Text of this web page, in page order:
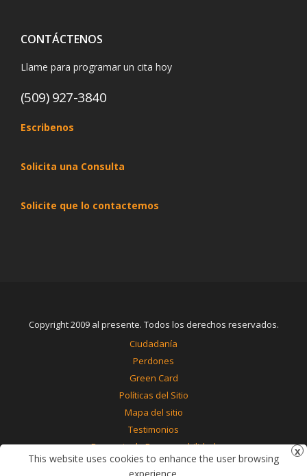
CONTÁCTENOS
Llame para programar un cita hoy
(509) 927-3840
Escribenos
Solicita una Consulta
Solicite que lo contactemos
Copyright 2009 al presente. Todos los derechos reservados.
Ciudadanía
Perdones
Green Card
Políticas del Sitio
Mapa del sitio
Testimonios
Renuncia de Responsabilidad
Contáctenos
This website uses cookies to enhance the user browsing